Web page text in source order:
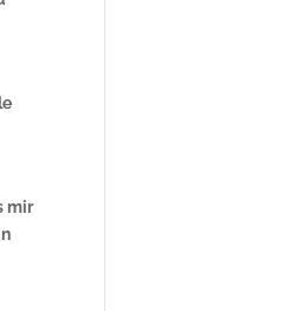
mir